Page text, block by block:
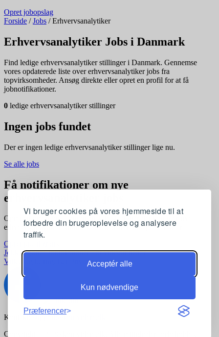
Vi bruger cookies på vores hjemmeside til at
forbedre din brugeroplevelse og analysere
traffik.
Acceptér alle
Kun nødvendige
Præferencer
Opret jobopslag
Forside / Jobs / Erhvervsanalytiker
Erhvervsanalytiker Jobs i Danmark
Find ledige erhvervsanalytiker stillinger i Danmark. Gennemse
vores opdaterede liste over erhvervsanalytiker jobs fra
topvirksomheder. Ansøg direkte eller opret en profil for at få
jobnotifikationer.
0 ledige erhvervsanalytiker stillinger
Ingen jobs fundet
Der er ingen ledige erhvervsanalytiker stillinger lige nu.
Se alle jobs
Få notifikationer om nye
erhvervsanalytiker jobs
Opret en profil og få automatisk besked, når der kommer nye
erhvervsanalytiker stillinger, der matcher dine præferencer
Opret profil gratis
Jobkategorier Joblokationer For virksomheder
Vilkår og betingelser
Privatlivspolitik
Kontakt:support@komvidere.dk
Copyright © 2026 komvidere.dk. Alle rettigheder forbeholdes.